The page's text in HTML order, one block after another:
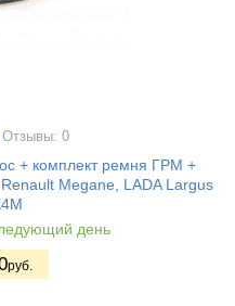
Отзывы: 0
+ комплект ремня ГРМ +
Megane, LADA Largus
день
руб.